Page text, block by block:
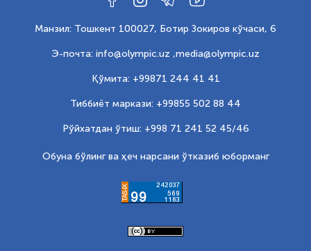
Манзил: Тошкент 100027, Ботир Зокиров кўчаси, 6
Э-почта: info@olympic.uz ,media@olympic.uz
Қўмита: +99871 244 41 41
Тиббиёт маркази: +99855 502 88 44
Рўйхатдан ўтиш: +998 71 241 52 45/46
Обуна бўлинг ва ҳеч нарсани ўтказиб юборманг